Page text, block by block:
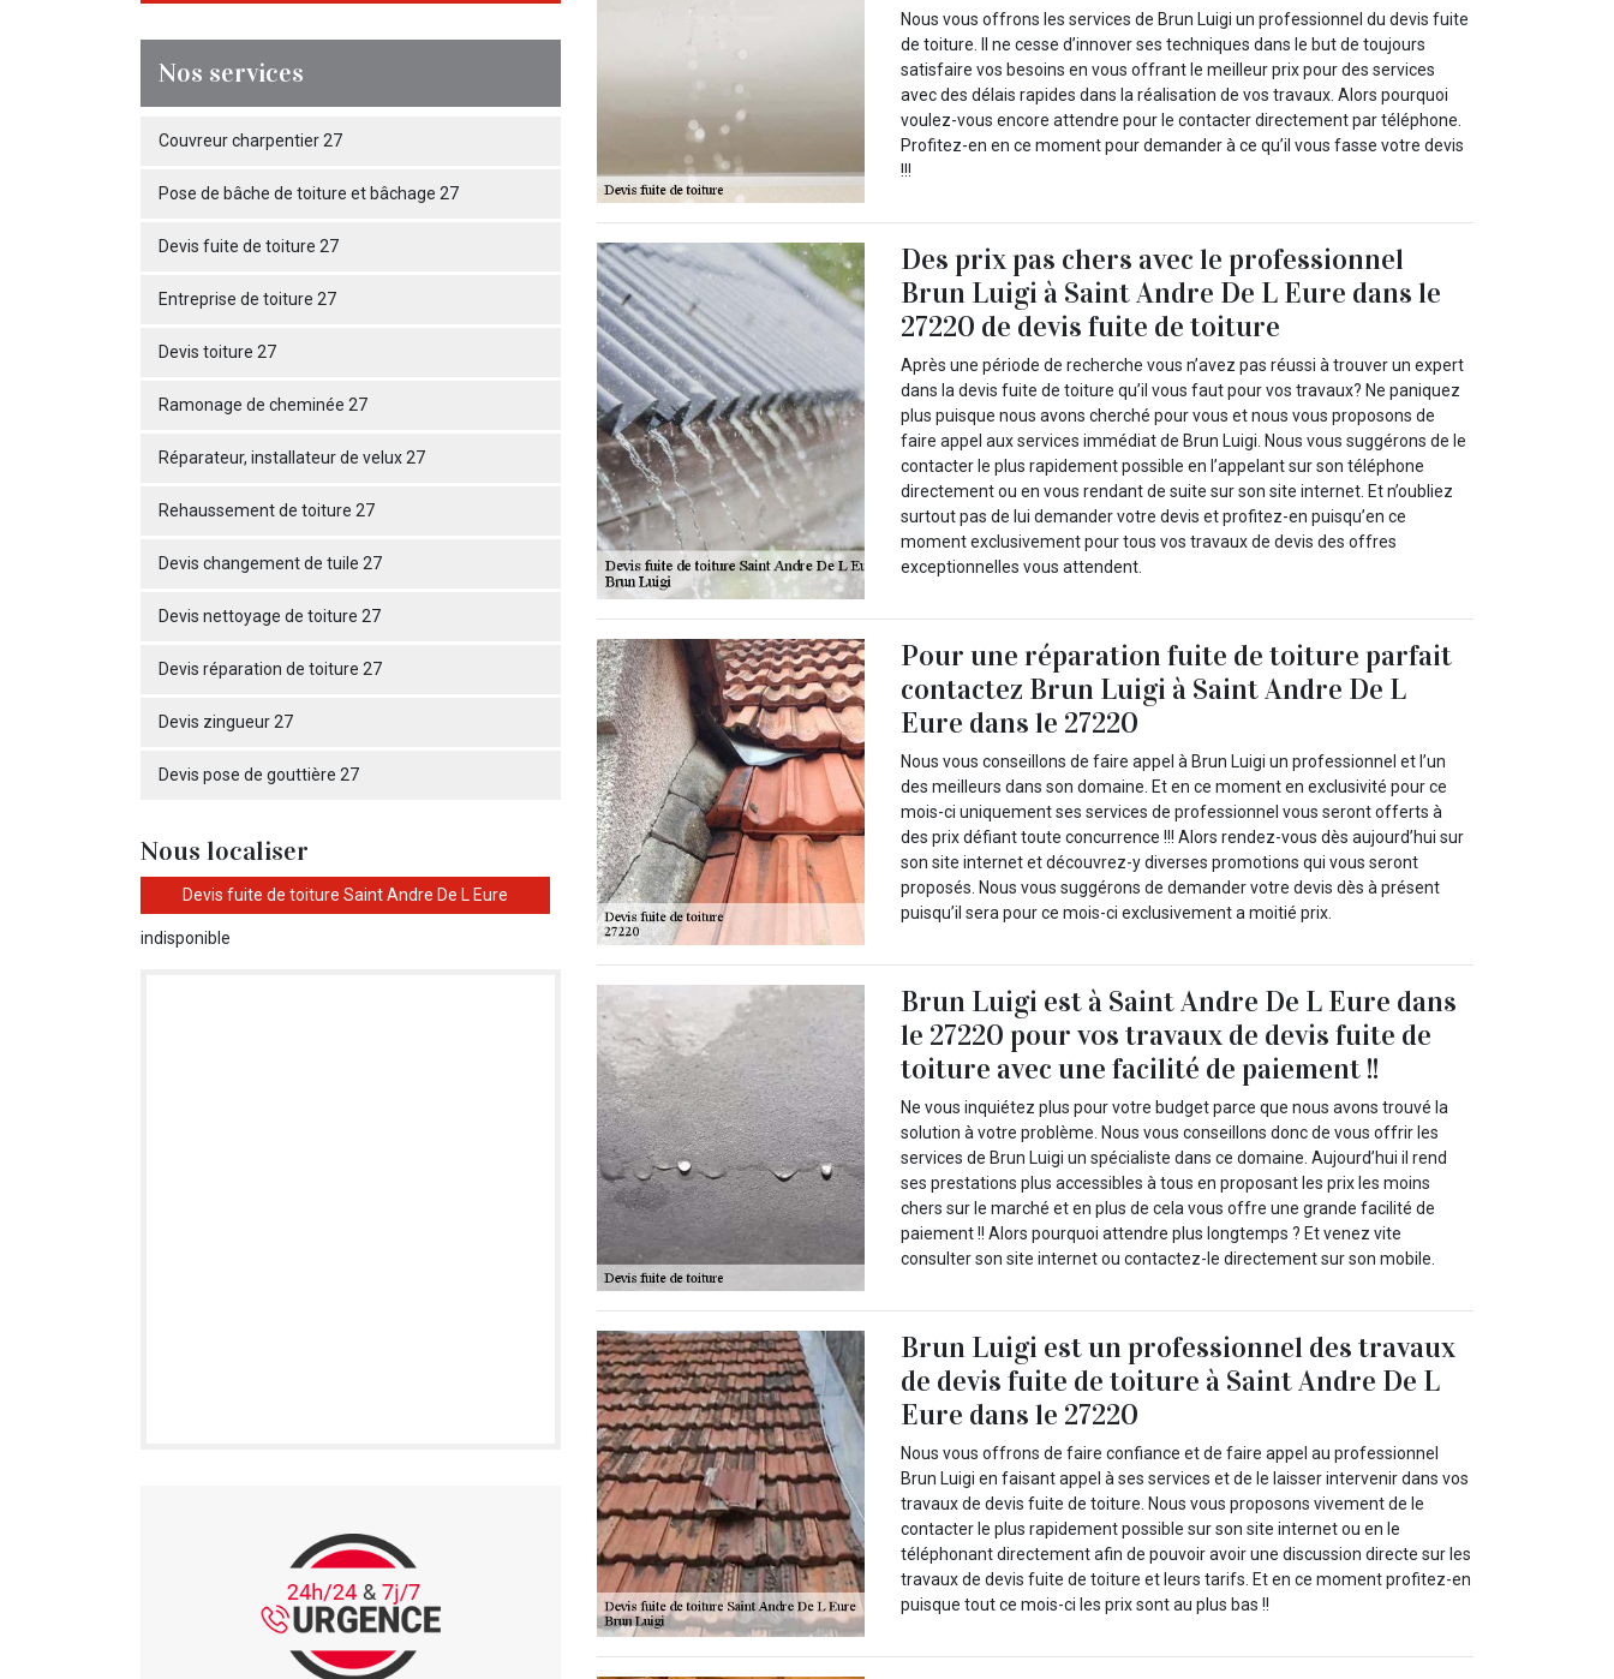
Nos services
Couvreur charpentier 27
Pose de bâche de toiture et bâchage 27
Devis fuite de toiture 27
Entreprise de toiture 27
Devis toiture 27
Ramonage de cheminée 27
Réparateur, installateur de velux 27
Rehaussement de toiture 27
Devis changement de tuile 27
Devis nettoyage de toiture 27
Devis réparation de toiture 27
Devis zingueur 27
Devis pose de gouttière 27
Nous localiser
Devis fuite de toiture Saint Andre De L Eure
indisponible
Nous vous offrons les services de Brun Luigi un professionnel du devis fuite
de toiture. Il ne cesse d’innover ses techniques dans le but de toujours
satisfaire vos besoins en vous offrant le meilleur prix pour des services
avec des délais rapides dans la réalisation de vos travaux. Alors pourquoi
voulez-vous encore attendre pour le contacter directement par téléphone.
Profitez-en en ce moment pour demander à ce qu’il vous fasse votre devis
!!!
Des prix pas chers avec le professionnel
Brun Luigi à Saint Andre De L Eure dans le
27220 de devis fuite de toiture
Après une période de recherche vous n’avez pas réussi à trouver un expert
dans la devis fuite de toiture qu’il vous faut pour vos travaux? Ne paniquez
plus puisque nous avons cherché pour vous et nous vous proposons de
faire appel aux services immédiat de Brun Luigi. Nous vous suggérons de le
contacter le plus rapidement possible en l’appelant sur son téléphone
directement ou en vous rendant de suite sur son site internet. Et n’oubliez
surtout pas de lui demander votre devis et profitez-en puisqu’en ce
moment exclusivement pour tous vos travaux de devis des offres
exceptionnelles vous attendent.
Pour une réparation fuite de toiture parfait
contactez Brun Luigi à Saint Andre De L
Eure dans le 27220
Nous vous conseillons de faire appel à Brun Luigi un professionnel et l’un
des meilleurs dans son domaine. Et en ce moment en exclusivité pour ce
mois-ci uniquement ses services de professionnel vous seront offerts à
des prix défiant toute concurrence !!! Alors rendez-vous dès aujourd’hui sur
son site internet et découvrez-y diverses promotions qui vous seront
proposés. Nous vous suggérons de demander votre devis dès à présent
puisqu’il sera pour ce mois-ci exclusivement a moitié prix.
Brun Luigi est à Saint Andre De L Eure dans
le 27220 pour vos travaux de devis fuite de
toiture avec une facilité de paiement !!
Ne vous inquiétez plus pour votre budget parce que nous avons trouvé la
solution à votre problème. Nous vous conseillons donc de vous offrir les
services de Brun Luigi un spécialiste dans ce domaine. Aujourd’hui il rend
ses prestations plus accessibles à tous en proposant les prix les moins
chers sur le marché et en plus de cela vous offre une grande facilité de
paiement !! Alors pourquoi attendre plus longtemps ? Et venez vite
consulter son site internet ou contactez-le directement sur son mobile.
Brun Luigi est un professionnel des travaux
de devis fuite de toiture à Saint Andre De L
Eure dans le 27220
Nous vous offrons de faire confiance et de faire appel au professionnel
Brun Luigi en faisant appel à ses services et de le laisser intervenir dans vos
travaux de devis fuite de toiture. Nous vous proposons vivement de le
contacter le plus rapidement possible sur son site internet ou en le
téléphonant directement afin de pouvoir avoir une discussion directe sur les
travaux de devis fuite de toiture et leurs tarifs. Et en ce moment profitez-en
puisque tout ce mois-ci les prix sont au plus bas !!